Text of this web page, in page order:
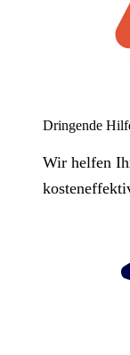
Dringende
Wir helfen